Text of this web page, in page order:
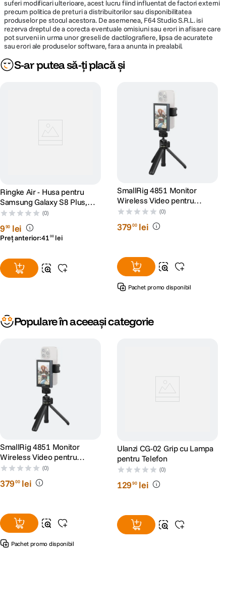
suferi modificari ulterioare, acest lucru fiind influentat de factori externi
precum politica de preturi a distribuitorilor sau disponibilitatea
produselor pe stocul acestora. De asemenea, F64 Studio S.R.L. isi
rezerva dreptul de a corecta eventuale omisiuni sau erori in afisare care
pot surveni in urma unor greseli de dactilografiere, lipsa de acuratete
sau erori ale produselor software, fara a anunta in prealabil.
S-ar putea să-ți placă și
Ringke Air - Husa pentru
Samsung Galaxy S8 Plus,
Clear
(0)
990 lei
Preț anterior:41 00 lei
SmallRig 4851 Monitor
Wireless Video pentru
Phone Vlog Kit
(0)
37900 lei
Pachet promo disponibil
Populare în aceeași categorie
SmallRig 4851 Monitor
Wireless Video pentru
Phone Vlog Kit
(0)
37900 lei
Pachet promo disponibil
Ulanzi CG-02 Grip cu Lampa
pentru Telefon
(0)
12990 lei